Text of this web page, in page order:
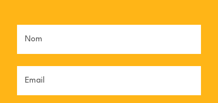
Nom
Email